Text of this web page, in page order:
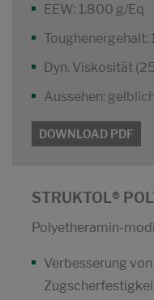
EEW: 1.800 g/Eq
Toughenergehalt:
Dyn. Viskosität
Aussehen:
DOWNLOAD PDF
STRUKTOL®
Polyetheramin-
Verbesserung